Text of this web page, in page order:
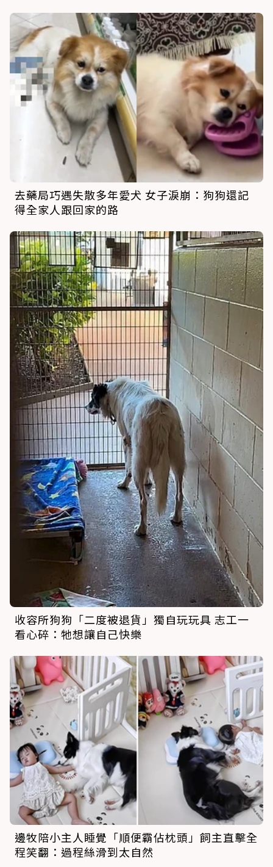
去藥局巧遇失散多年愛犬 女子淚崩：狗狗還記
得全家人跟回家的路
收容所狗狗「二度被退貨」獨自玩玩具 志工一
看心碎：牠想讓自己快樂
邊牧陪小主人睡覺「順便霸佔枕頭」飼主直擊全
程笑翻：過程絲滑到太自然